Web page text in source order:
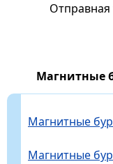
Магнитные
Магнитные
Магнитные